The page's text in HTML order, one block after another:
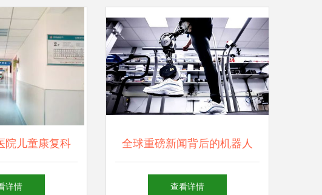
院儿童康复科
力儿童健康发
详情
全球重磅新闻背后的机器人
中国传感器与康复设备的深度
查看详情